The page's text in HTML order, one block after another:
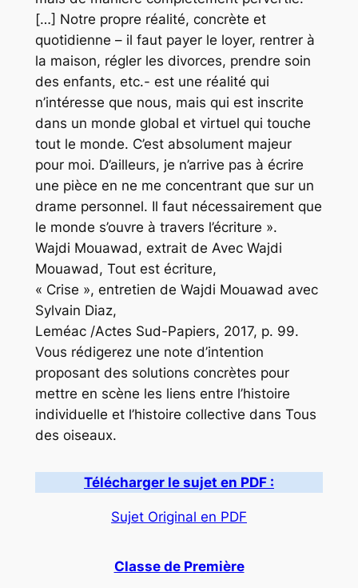
[…] Notre propre réalité, concrète et
quotidienne – il faut payer le loyer, rentrer à
la maison, régler les divorces, prendre soin
des enfants, etc.- est une réalité qui
n’intéresse que nous, mais qui est inscrite
dans un monde global et virtuel qui touche
tout le monde. C’est absolument majeur
pour moi. D’ailleurs, je n’arrive pas à écrire
une pièce en ne me concentrant que sur un
drame personnel. Il faut nécessairement que
le monde s’ouvre à travers l’écriture ».
Wajdi Mouawad, extrait de Avec Wajdi
Mouawad, Tout est écriture,
« Crise », entretien de Wajdi Mouawad avec
Sylvain Diaz,
Leméac /Actes Sud-Papiers, 2017, p. 99.
Vous rédigerez une note d’intention
proposant des solutions concrètes pour
mettre en scène les liens entre l’histoire
individuelle et l’histoire collective dans Tous
des oiseaux.
Télécharger le sujet en PDF :
Sujet Original en PDF
Classe de Première